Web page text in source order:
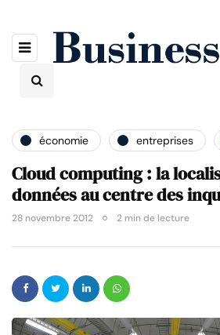
économie entreprises
Cloud computing : la
données au centre des
28 novembre 2012 2 min de lecture